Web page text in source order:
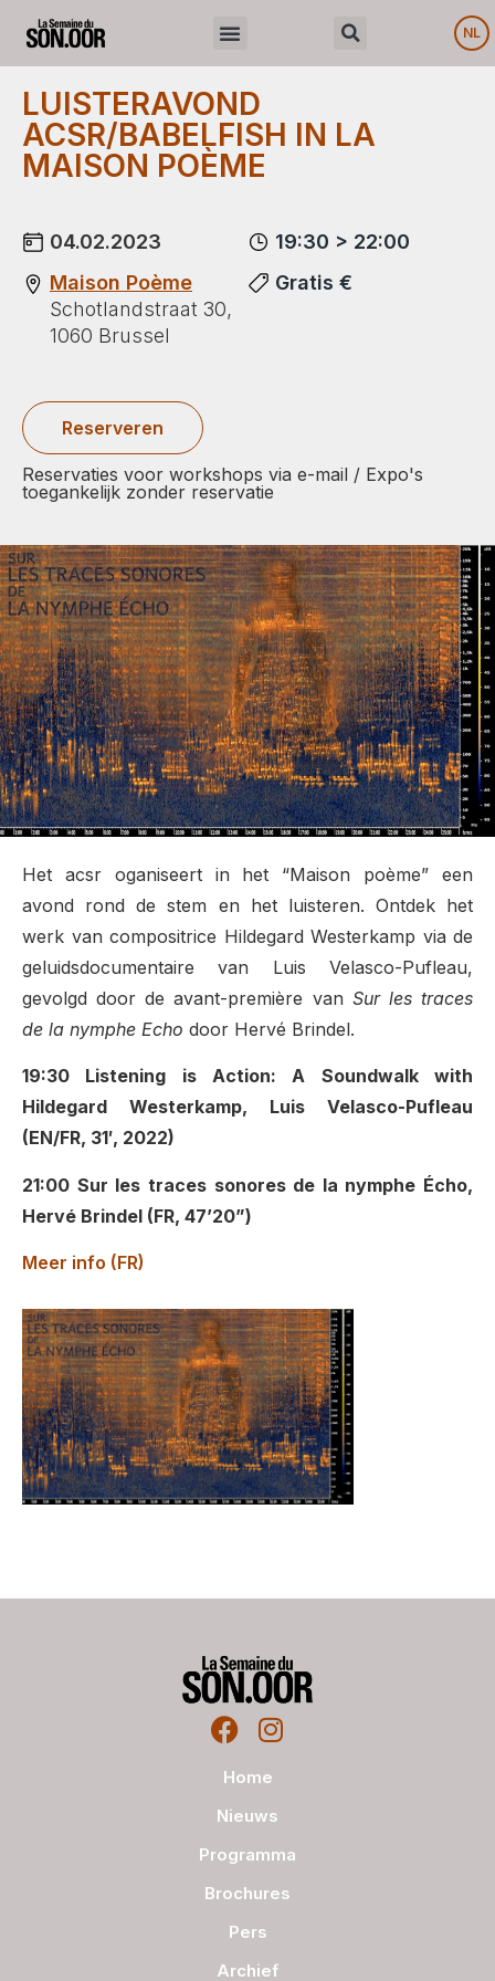
NL
LUISTERAVOND
ACSR/BABELFISH IN LA
MAISON POÈME
04.02.2023
Maison Poème
Schotlandstraat 30,
1060 Brussel
19:30 > 22:00
Gratis €
Reserveren
Reservaties voor workshops via e-mail / Expo's
toegankelijk zonder reservatie
Het acsr oganiseert in het “Maison poème” een
avond rond de stem en het luisteren. Ontdek het
werk van compositrice Hildegard Westerkamp via de
geluidsdocumentaire van Luis Velasco-Pufleau,
gevolgd door de avant-première van Sur les traces
de la nymphe Echo door Hervé Brindel.
19:30 Listening is Action: A Soundwalk with
Hildegard Westerkamp, Luis Velasco-Pufleau
(EN/FR, 31′, 2022)
21:00 Sur les traces sonores de la nymphe Écho,
Hervé Brindel (FR, 47’20”)
Meer info (FR)
Home
Nieuws
Programma
Brochures
Pers
Archief